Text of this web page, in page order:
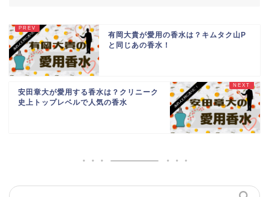
有岡大貴が愛用の香水は？キムタク山P
と同じあの香水！
安田章大が愛用する香水は？クリニーク
史上トップレベルで人気の香水